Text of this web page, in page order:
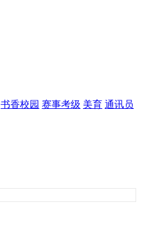
书香校园 赛事考级 美育 通讯员